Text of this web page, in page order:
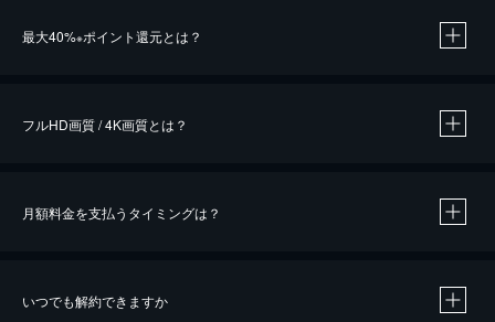
最大40%※ポイント還元とは？
※40％ポイント還元の対象は、クレジットカード決済による作品の購入 / レンタルです。
フルHD画質 / 4K画質とは？
月額料金を支払うタイミングは？
いつでも解約できますか